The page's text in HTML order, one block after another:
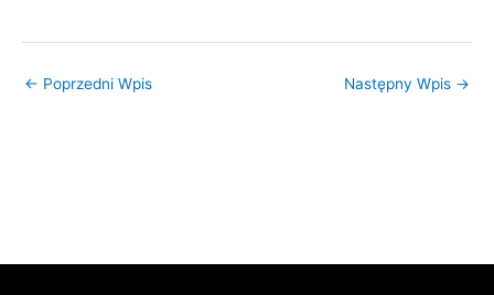
← Poprzedni Wpis Następny Wpis →